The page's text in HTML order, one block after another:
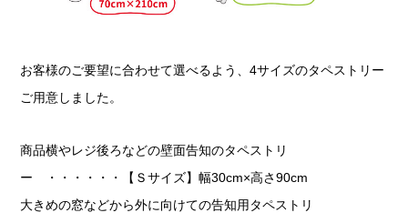
お客様のご要望に合わせて選べるよう、4サイズのタペストリー
ご用意しました。
商品横やレジ後ろなどの壁面告知のタペストリ
ー ・・・・・・【Ｓサイズ】幅30cm×高さ90cm
大きめの窓などから外に向けての告知用タペストリ